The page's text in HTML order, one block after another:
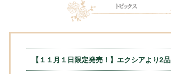
【１１月１日限定発売！】エクシアより2品